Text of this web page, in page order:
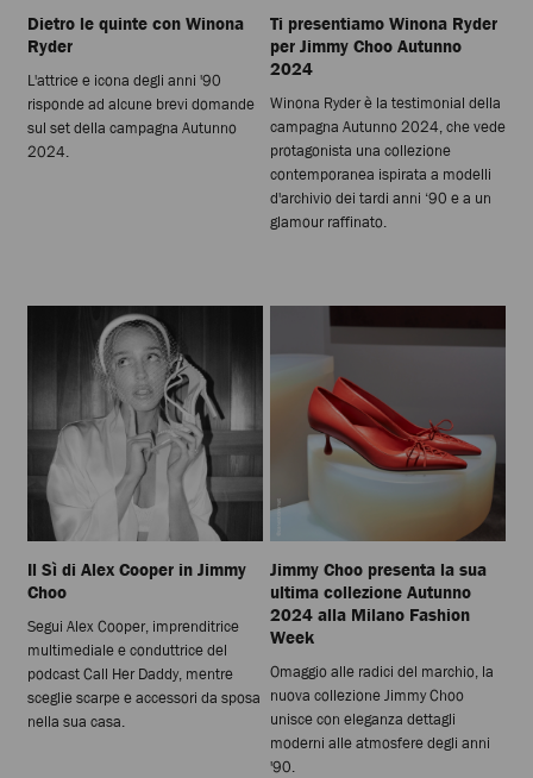
Dietro le quinte con Winona
Ryder
L'attrice e icona degli anni '90
risponde ad alcune brevi domande
sul set della campagna Autunno
2024.
Ti presentiamo Winona Ryder
per Jimmy Choo Autunno
2024
Winona Ryder è la testimonial della
campagna Autunno 2024, che vede
protagonista una collezione
contemporanea ispirata a modelli
d'archivio dei tardi anni ‘90 e a un
glamour raffinato.
Il Sì di Alex Cooper in Jimmy
Choo
Segui Alex Cooper, imprenditrice
multimediale e conduttrice del
podcast Call Her Daddy, mentre
sceglie scarpe e accessori da sposa
nella sua casa.
Jimmy Choo presenta la sua
ultima collezione Autunno
2024 alla Milano Fashion
Week
Omaggio alle radici del marchio, la
nuova collezione Jimmy Choo
unisce con eleganza dettagli
moderni alle atmosfere degli anni
'90.